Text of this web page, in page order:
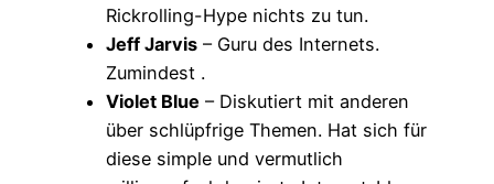
Rickrolling-Hype nichts zu tun.
Jeff Jarvis – Guru des Internets.
Zumindest .
Violet Blue – Diskutiert mit anderen
über schlüpfrige Themen. Hat sich für
diese simple und vermutlich